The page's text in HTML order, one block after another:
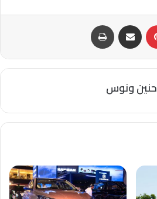
مشاركة عبر البريد طباعة
حنين ونوس